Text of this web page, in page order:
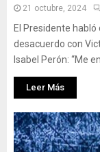
21 octubre, 2024
El Presidente
desacuerdo con
Isabel Perón: “Me
Leer Más